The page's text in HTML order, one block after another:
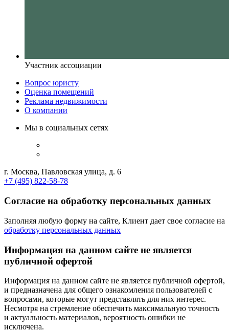
Участник ассоциации
Вопрос юристу
Оценка помещений
Реклама недвижимости
О компании
Мы в социальных сетях
г. Москва, Павловская улица, д. 6
+7 (495) 822-58-78
Согласие на обработку персональных данных
Заполняя любую форму на сайте, Клиент дает свое согласие на
обработку персональных данных
Информация на данном сайте не является
публичной офертой
Информация на данном сайте не является публичной офертой,
и предназначена для общего ознакомления пользователей с
вопросами, которые могут представлять для них интерес.
Несмотря на стремление обеспечить максимальную точность
и актуальность материалов, вероятность ошибки не
исключена.